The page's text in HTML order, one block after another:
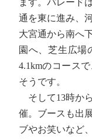
通を東に進み、
大宮通から南へ
園へ、芝生広場
4.1kmのコース
そうです。
そして13時か
催。ブースも出
ブやお笑いなど